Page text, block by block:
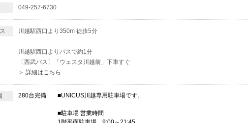
049-257-6730
川越駅西口より350m 徒歩5分
川越駅西口よりバスで約1分
〔西武バス〕「ウェスタ川越前」下車すぐ
＞ 詳細はこちら
280台完備 ■UNICUS川越専用駐車場です。
■駐車場 営業時間